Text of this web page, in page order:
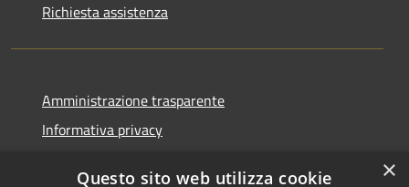
Richiesta assistenza
Amministrazione trasparente
Informativa privacy
×
Questo sito web utilizza cookie